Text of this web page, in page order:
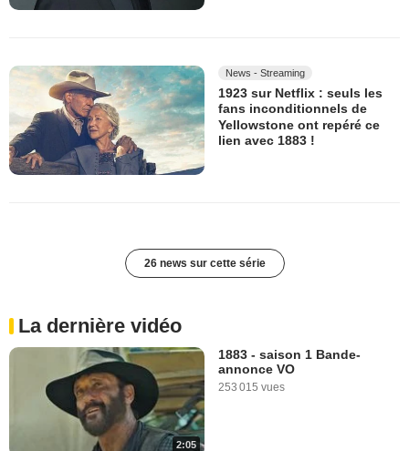
News - Streaming
1923 sur Netflix : seuls les
fans inconditionnels de
Yellowstone ont repéré ce
lien avec 1883 !
26 news sur cette série
La dernière vidéo
2:05
1883 - saison 1 Bande-
annonce VO
253 015 vues